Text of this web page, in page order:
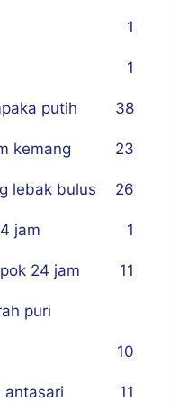
1
1
putih 38
kemang 23
lebak bulus 26
jam 1
24 jam 11
puri
10
antasari 11